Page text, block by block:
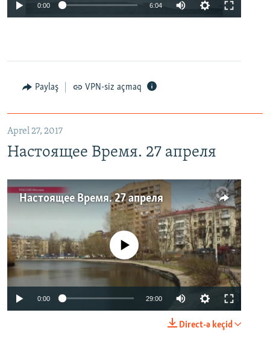
0:00 6:04
Paylaş VPN-siz açmaq
Aprel 27, 2017
Настоящее Время. 27 апреля
Настоящее Время. 27 апреля
No media source currently available
0:00 29:00
Direct-ə keçid